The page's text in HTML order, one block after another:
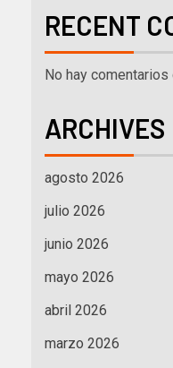
RECENT
No hay comentarios
ARCHIVES
agosto 2026
julio 2026
junio 2026
mayo 2026
abril 2026
marzo 2026